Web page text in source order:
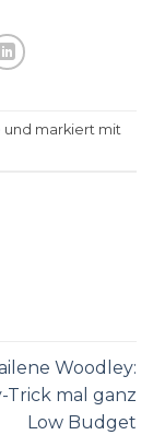
und markiert mit
Woodley:
Trick mal ganz
Low Budget